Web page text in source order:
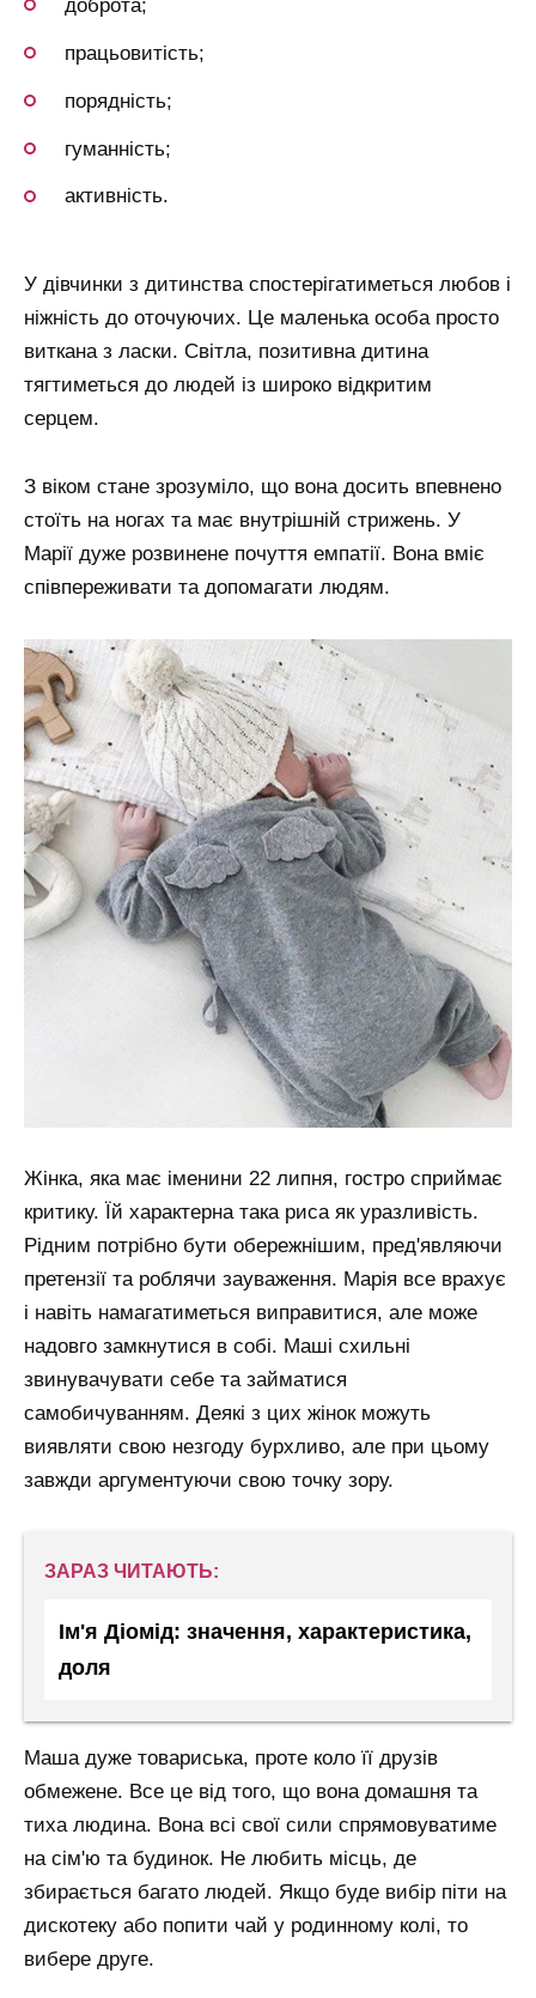
доброта;
працьовитість;
порядність;
гуманність;
активність.
У дівчинки з дитинства спостерігатиметься любов і
ніжність до оточуючих. Це маленька особа просто
виткана з ласки. Світла, позитивна дитина
тягтиметься до людей із широко відкритим
серцем.
З віком стане зрозуміло, що вона досить впевнено
стоїть на ногах та має внутрішній стрижень. У
Марії дуже розвинене почуття емпатії. Вона вміє
співпереживати та допомагати людям.
Жінка, яка має іменини 22 липня, гостро сприймає
критику. Їй характерна така риса як уразливість.
Рідним потрібно бути обережнішим, пред'являючи
претензії та роблячи зауваження. Марія все врахує
і навіть намагатиметься виправитися, але може
надовго замкнутися в собі. Маші схильні
звинувачувати себе та займатися
самобичуванням. Деякі з цих жінок можуть
виявляти свою незгоду бурхливо, але при цьому
завжди аргументуючи свою точку зору.
ЗАРАЗ ЧИТАЮТЬ:
Ім'я Діомід: значення, характеристика,
доля
Маша дуже товариська, проте коло її друзів
обмежене. Все це від того, що вона домашня та
тиха людина. Вона всі свої сили спрямовуватиме
на сім'ю та будинок. Не любить місць, де
збирається багато людей. Якщо буде вибір піти на
дискотеку або попити чай у родинному колі, то
вибере друге.